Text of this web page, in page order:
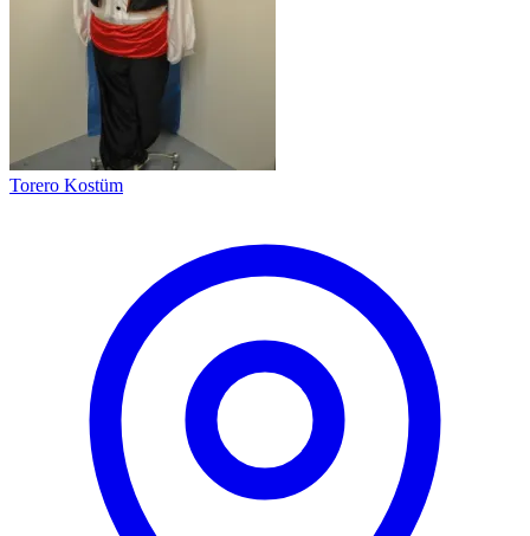
Torero Kostüm